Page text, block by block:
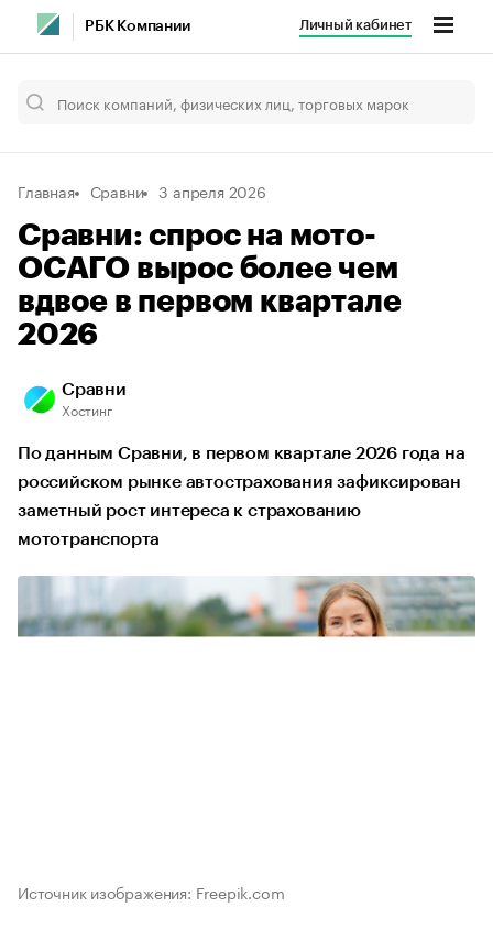
РБК Компании Личный кабинет
Главная Сравни 3 апреля 2026
Сравни: спрос на мото-
ОСАГО вырос более чем
вдвое в первом квартале
2026
Сравни
Хостинг
По данным Сравни, в первом квартале 2026 года на
российском рынке автострахования зафиксирован
заметный рост интереса к страхованию
мототранспорта
Источник изображения: Freepik.com